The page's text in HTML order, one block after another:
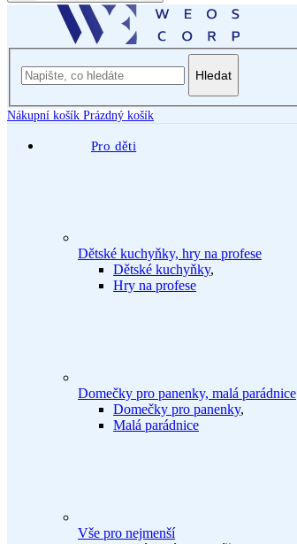
Hledat
Nákupní košík Prázdný košík
Pro děti
Dětské kuchyňky, hry na profese
Dětské kuchyňky,
Hry na profese
Domečky pro panenky, malá parádnice
Domečky pro panenky,
Malá parádnice
Vše pro nejmenší